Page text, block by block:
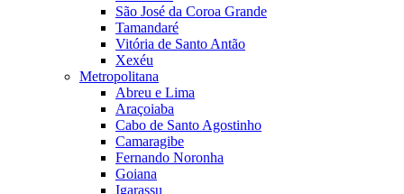
São José da Coroa Grande
Tamandaré
Vitória de Santo Antão
Xexéu
Metropolitana
Abreu e Lima
Araçoiaba
Cabo de Santo Agostinho
Camaragibe
Fernando Noronha
Goiana
Igarassu